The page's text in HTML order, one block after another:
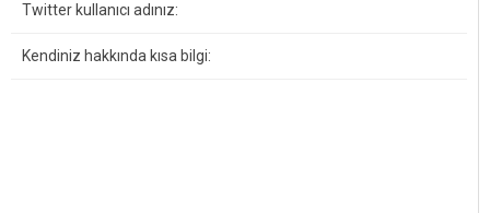
Twitter kullanıcı adınız:
Kendiniz hakkında kısa bilgi: